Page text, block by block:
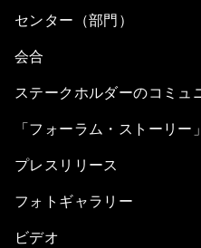
センター（部門）
会合
ステークホルダーのコミュ
「フォーラム・ストーリー」
プレスリリース
フォトギャラリー
ビデオ